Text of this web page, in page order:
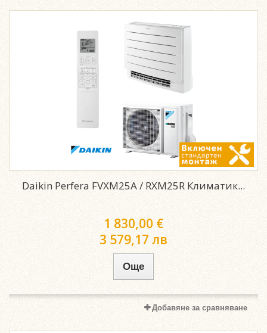
Daikin Perfera FVXM25A / RXM25R Климатик...
1 830,00 €
3 579,17 лв
Още
Добавяне за сравняване